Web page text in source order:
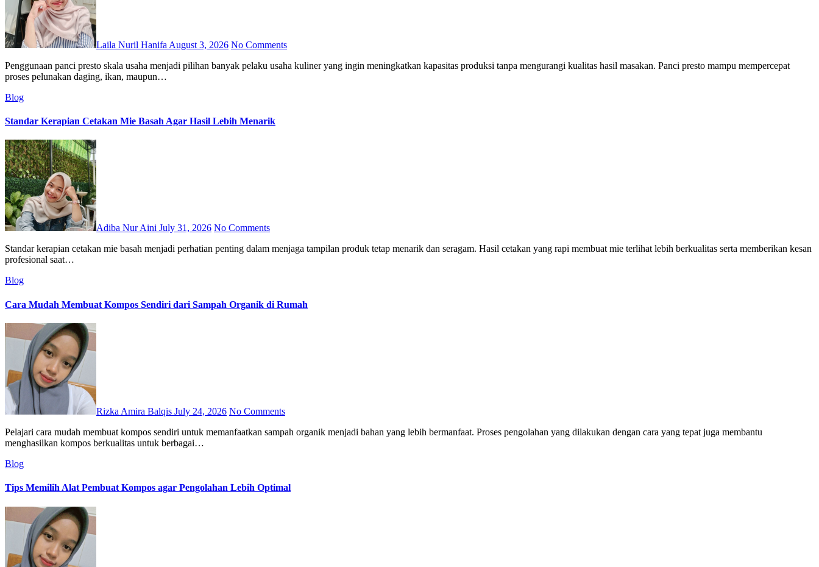
Laila Nuril Hanifa August 3, 2026 No Comments
Penggunaan panci presto skala usaha menjadi pilihan banyak pelaku usaha kuliner yang ingin meningkatkan kapasitas produksi tanpa mengurangi kualitas hasil masakan. Panci presto mampu mempercepat
proses pelunakan daging, ikan, maupun…
Blog
Standar Kerapian Cetakan Mie Basah Agar Hasil Lebih Menarik
Adiba Nur Aini July 31, 2026 No Comments
Standar kerapian cetakan mie basah menjadi perhatian penting dalam menjaga tampilan produk tetap menarik dan seragam. Hasil cetakan yang rapi membuat mie terlihat lebih berkualitas serta memberikan kesan
profesional saat…
Blog
Cara Mudah Membuat Kompos Sendiri dari Sampah Organik di Rumah
Rizka Amira Balqis July 24, 2026 No Comments
Pelajari cara mudah membuat kompos sendiri untuk memanfaatkan sampah organik menjadi bahan yang lebih bermanfaat. Proses pengolahan yang dilakukan dengan cara yang tepat juga membantu
menghasilkan kompos berkualitas untuk berbagai…
Blog
Tips Memilih Alat Pembuat Kompos agar Pengolahan Lebih Optimal